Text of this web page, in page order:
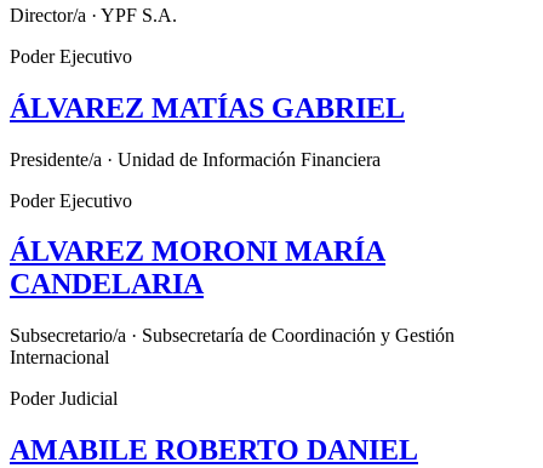
Director/a · YPF S.A.
Poder Ejecutivo
ÁLVAREZ MATÍAS GABRIEL
Presidente/a · Unidad de Información Financiera
Poder Ejecutivo
ÁLVAREZ MORONI MARÍA
CANDELARIA
Subsecretario/a · Subsecretaría de Coordinación y Gestión
Internacional
Poder Judicial
AMABILE ROBERTO DANIEL